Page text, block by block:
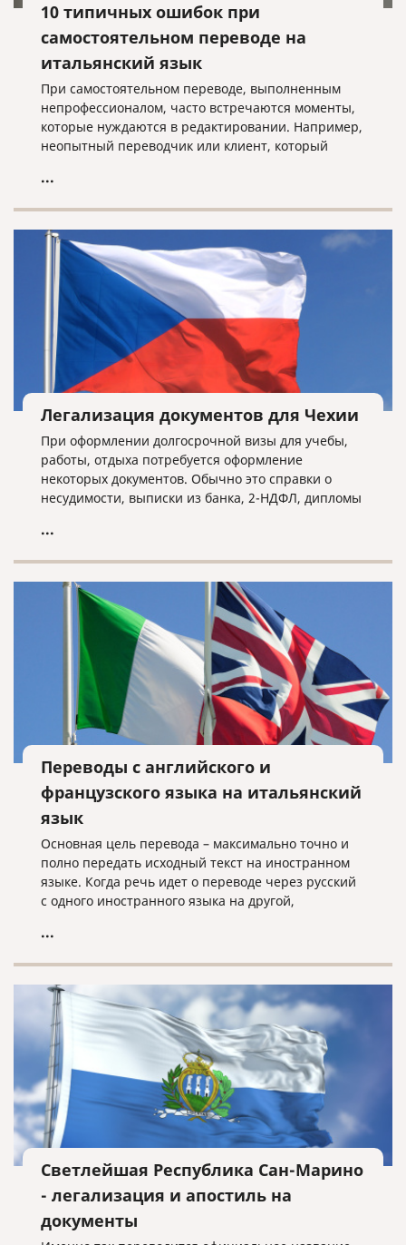
10 типичных ошибок при
самостоятельном переводе на
итальянский язык
При самостоятельном переводе, выполненным
непрофессионалом, часто встречаются моменты,
которые нуждаются в редактировании. Например,
неопытный переводчик или клиент, который
соблюдает оформление оригинала, считая, что это
ФИО, подпись и т.д.). При профессиональном
переводе такие ошибки недопустимы!
...
Легализация документов для Чехии
При оформлении долгосрочной визы для учебы,
работы, отдыха потребуется оформление
некоторых документов. Обычно это справки о
несудимости, выписки из банка, 2-НДФЛ, дипломы
...
Переводы с английского и
французского языка на итальянский
язык
Основная цель перевода – максимально точно и
полно передать исходный текст на иностранном
языке. Когда речь идет о переводе через русский
с одного иностранного языка на другой,
...
Светлейшая Республика Сан-Марино
- легализация и апостиль на
документы